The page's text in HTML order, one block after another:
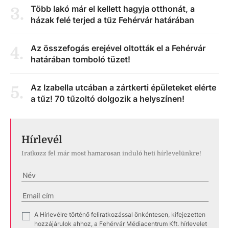
3.
Több lakó már el kellett hagyja otthonát, a
házak felé terjed a tűz Fehérvár határában
4.
Az összefogás erejével oltották el a Fehérvár
határában tomboló tüzet!
5.
Az Izabella utcában a zártkerti épületeket elérte
a tűz! 70 tűzoltó dolgozik a helyszínen!
Hírlevél
Iratkozz fel már most hamarosan induló heti hírlevelünkre!
A Hírlevélre történő feliratkozással önkéntesen, kifejezetten
hozzájárulok ahhoz, a Fehérvár Médiacentrum Kft. hírlevelet